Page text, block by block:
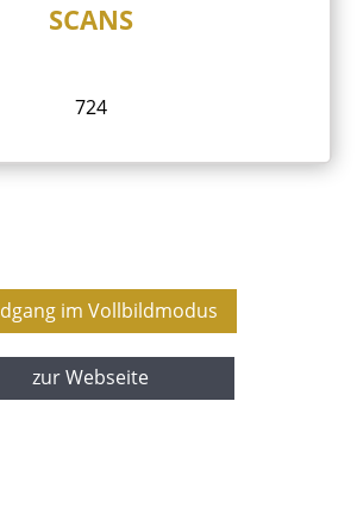
SCANS
724
im Vollbildmodus
zur Webseite